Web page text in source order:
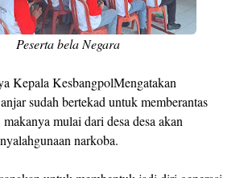
Peserta bela Negara
Kepala KesbangpolMengatakan
sudah bertekad untuk memberantas
mulai dari desa desa akan
narkoba.